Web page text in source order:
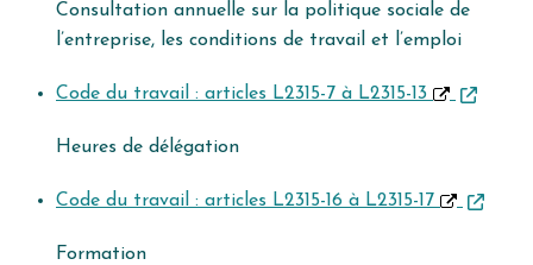
Consultation annuelle sur la politique sociale de
l’entreprise, les conditions de travail et l’emploi
Code du travail : articles L2315-7 à L2315-13
Heures de délégation
Code du travail : articles L2315-16 à L2315-17
Formation